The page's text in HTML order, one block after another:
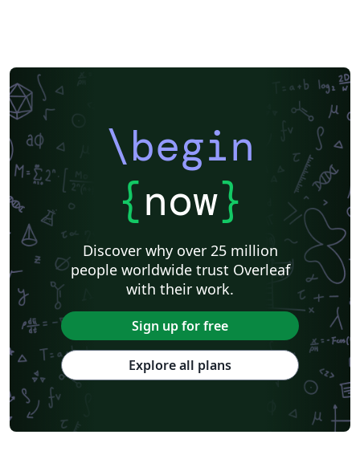
\begin
{now}
Discover why over 25 million
people worldwide trust Overleaf
with their work.
Sign up for free
Explore all plans